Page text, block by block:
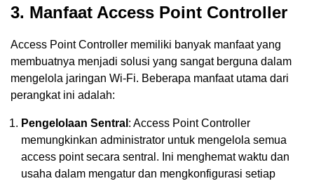
3. Manfaat Access Point Controller
Access Point Controller memiliki banyak manfaat yang
membuatnya menjadi solusi yang sangat berguna dalam
mengelola jaringan Wi-Fi. Beberapa manfaat utama dari
perangkat ini adalah:
Pengelolaan Sentral : Access Point Controller
memungkinkan administrator untuk mengelola semua
access point secara sentral. Ini menghemat waktu dan
usaha dalam mengatur dan mengkonfigurasi setiap